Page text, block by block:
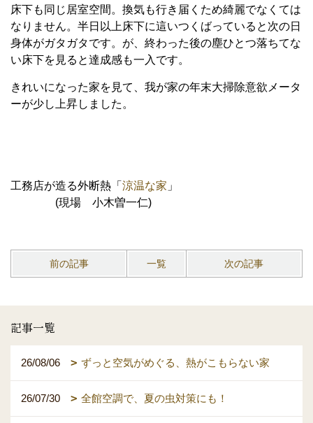
床下も同じ居室空間。換気も行き届くため綺麗でなくては
なりません。半日以上床下に這いつくばっていると次の日
身体がガタガタです。が、終わった後の塵ひとつ落ちてな
い床下を見ると達成感も一入です。
きれいになった家を見て、我が家の年末大掃除意欲メータ
ーが少し上昇しました。
工務店が造る外断熱「 涼温な家 」
(現場 小木曽一仁)
前の記事 一覧 次の記事
記事一覧
26/08/06 ずっと空気がめぐる、熱がこもらない家
26/07/30 全館空調で、夏の虫対策にも！